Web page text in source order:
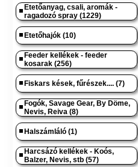
Etetőanyag, csali, aromák -
ragadozó spray (1229)
Etetőhajók (10)
Feeder kellékek - feeder
kosarak (256)
Fiskars kések, fűrészek.... (7)
Fogók, Savage Gear, By Döme,
Nevis, Reiva (8)
Halszámláló (1)
Harcsázó kellékek - Koós,
Balzer, Nevis, stb (57)